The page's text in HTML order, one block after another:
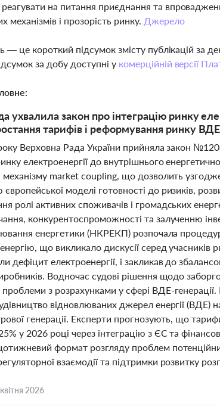
на питання приєднання та
механізмів і прозорість ринку. Джерело
— це короткий підсумок змісту публікацій за
за добу доступні у комерційній версії
ухвалила закон про інтеграцію ринку
тарифів і реформування ринку
Верховна Рада України прийняла закон
електроенергії до внутрішнього
market coupling, що дозволить
моделі готовності до ризиків,
ролі активних споживачів і громадських
конкурентоспроможності та залученню
енергетики (НКРЕКП) розпочала
що викликало дискусії серед
дефіцит електроенергії, і закликав до
Водночас судові рішення щодо
з розрахунками у сфері ВДЕ-генерації.
відновлюваних джерел енергії (ВДЕ)
генерації. Експерти прогнозують, що
у 2026 році через інтеграцію з ЄС та
формат розгляду проблем
взаємодії та підтримки розвитку
2026